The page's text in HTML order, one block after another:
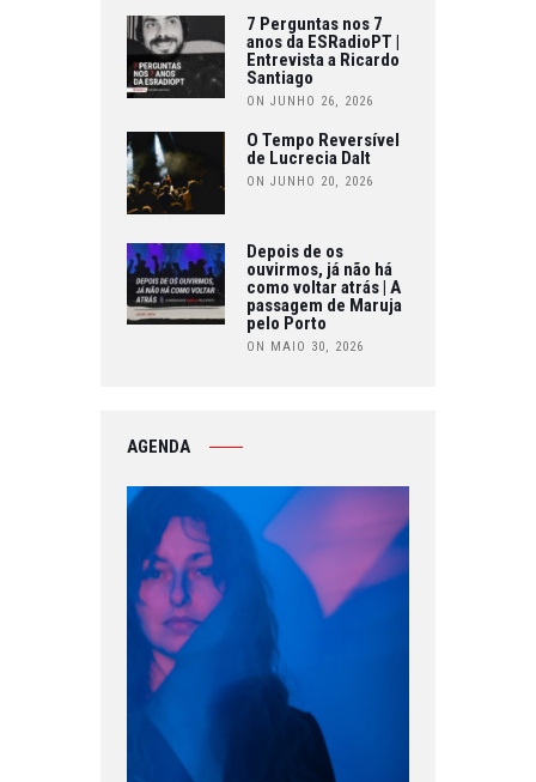
7 Perguntas nos 7
anos da ESRadioPT |
Entrevista a Ricardo
Santiago
ON JUNHO 26, 2026
O Tempo Reversível
de Lucrecia Dalt
ON JUNHO 20, 2026
Depois de os
ouvirmos, já não há
como voltar atrás | A
passagem de Maruja
pelo Porto
ON MAIO 30, 2026
AGENDA